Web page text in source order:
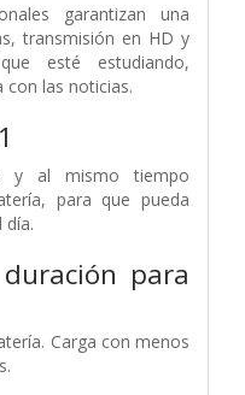
garantizan una
transmisión en HD y
esté estudiando,
las noticias.
y al mismo tiempo
para que pueda
para
Carga con menos